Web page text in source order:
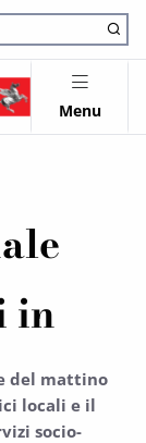
Menu
in
del mattino
locali e il
socio-